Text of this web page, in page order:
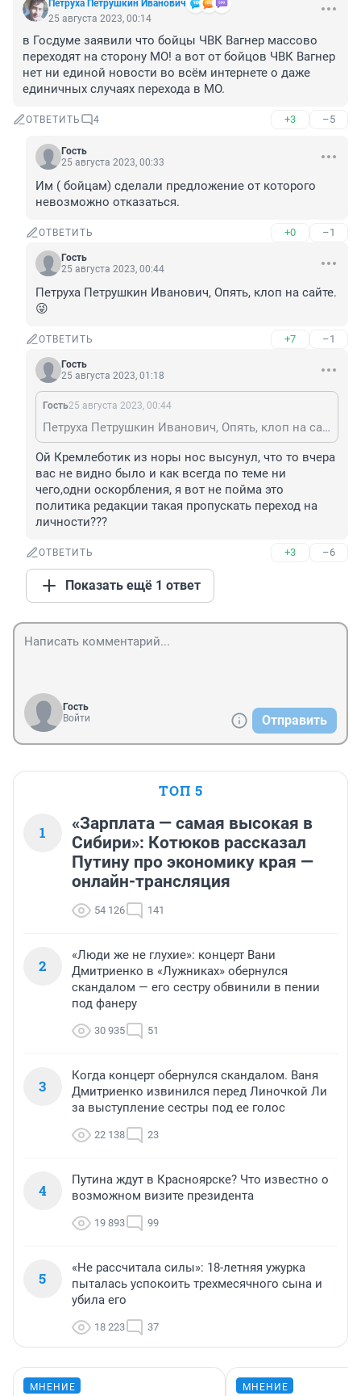
Петруха Петрушкин Иванович
25 августа 2023, 00:14
в Госдуме заявили что бойцы ЧВК Вагнер массово
переходят на сторону МО! а вот от бойцов ЧВК Вагнер
нет ни единой новости во всём интернете о даже
единичных случаях перехода в МО.
ОТВЕТИТЬ 4 +3 –5
Гость
25 августа 2023, 00:33
Им ( бойцам) сделали предложение от которого
невозможно отказаться.
ОТВЕТИТЬ +0 –1
Гость
25 августа 2023, 00:44
Петруха Петрушкин Иванович, Опять, клоп на сайте.
😜
ОТВЕТИТЬ +7 –1
Гость
25 августа 2023, 01:18
Гость25 августа 2023, 00:44
Петруха Петрушкин Иванович, Опять, клоп на сайте.😜
Ой Кремлеботик из норы нос высунул, что то вчера
вас не видно было и как всегда по теме ни
чего,одни оскорбления, я вот не пойма это
политика редакции такая пропускать переход на
личности???
ОТВЕТИТЬ +3 –6
Показать ещё 1 ответ
Гость
Войти
Отправить
ТОП 5
1
«Зарплата — самая высокая в
Сибири»: Котюков рассказал
Путину про экономику края —
онлайн-трансляция
54 126 141
2
«Люди же не глухие»: концерт Вани
Дмитриенко в «Лужниках» обернулся
скандалом — его сестру обвинили в пении
под фанеру
30 935 51
3
Когда концерт обернулся скандалом. Ваня
Дмитриенко извинился перед Линочкой Ли
за выступление сестры под ее голос
22 138 23
4
Путина ждут в Красноярске? Что известно о
возможном визите президента
19 893 99
5
«Не рассчитала силы»: 18-летняя ужурка
пыталась успокоить трехмесячного сына и
убила его
18 223 37
МНЕНИЕ МНЕНИЕ